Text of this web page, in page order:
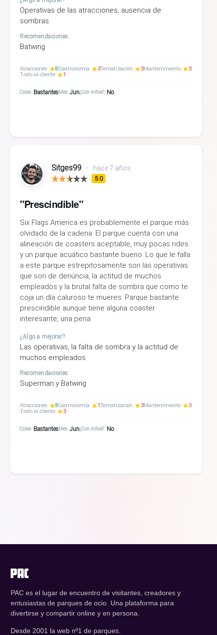
Operativas de las atracciones, ausencia de
sombras.
Recomendaciones:
Batwing
Atracciones 8Gastronomía 3Tematización 3Mantenimiento
3
Trato al cliente
1
Colas BastantesMes Jun¿Con niños? No
Sitges99 • hace 7 años
5.0
"Prescindible"
Six Flags America es probablemente el parque más
olvidado de la cadena. El parque cuenta con una
alineación de coasters aceptable, muy pocas rides
y un parque acuático bastante bueno. Lo que le falla
a este parque estrepitosamente son las operativas
que son de denúncia, la actitud de muchos
empleados y la brutal falta de sombra que como te
coja un día caluroso te mueres. Parque bastante
prescindible aunque tiene alguna coaster
interesante, una pena.
¿Algo a mejorar?
Las operativas, la falta de sombra y la actitud de
muchos empleados
Recomendaciones:
Superman y Batwing
Atracciones 8Gastronomía 1 Tematización 3Mantenimiento
3
Trato al cliente
3
Colas BastantesMes Jun¿Con niños? No
PAC es el lugar de encuentro de visitantes, creadores y
entusiastas de parques de ocio. Una plataforma para
divertirse y compartir online y en persona.
Desde 2001 la web nº1 de parques.